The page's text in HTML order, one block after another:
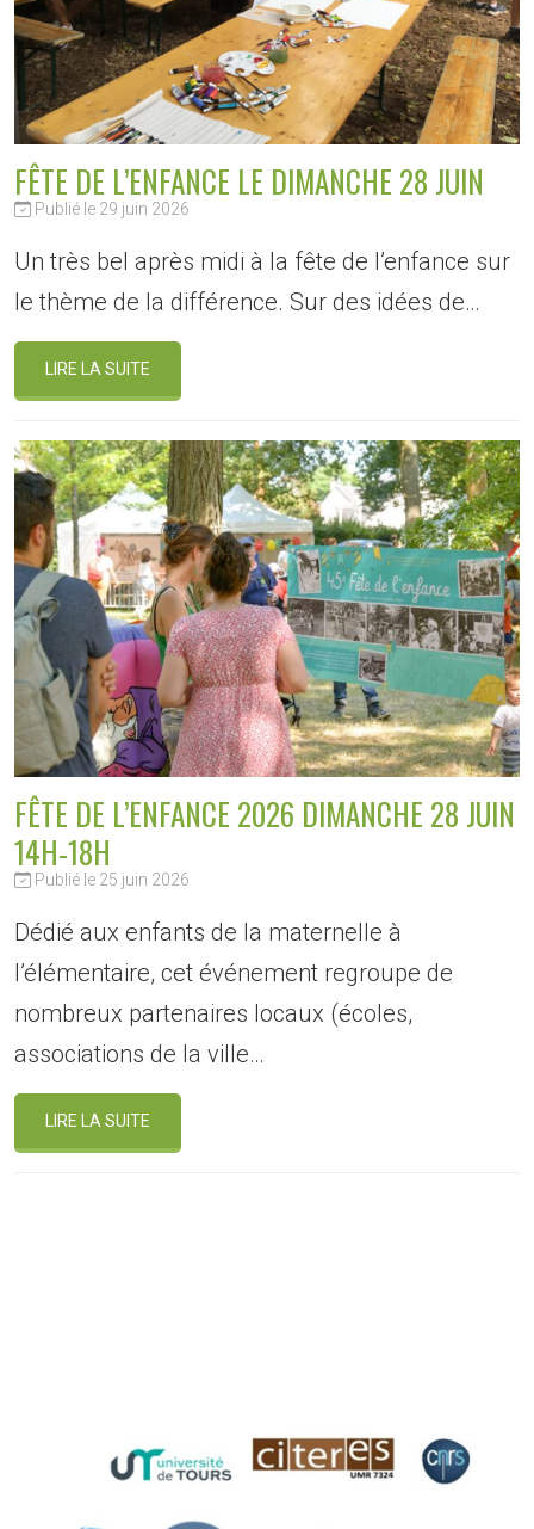
FÊTE DE L’ENFANCE LE DIMANCHE 28 JUIN
Publié le 29 juin 2026
Un très bel après midi à la fête de l’enfance sur
le thème de la différence. Sur des idées de…
LIRE LA SUITE
FÊTE DE L’ENFANCE 2026 DIMANCHE 28 JUIN
14H-18H
Publié le 25 juin 2026
Dédié aux enfants de la maternelle à
l’élémentaire, cet événement regroupe de
nombreux partenaires locaux (écoles,
associations de la ville…
LIRE LA SUITE